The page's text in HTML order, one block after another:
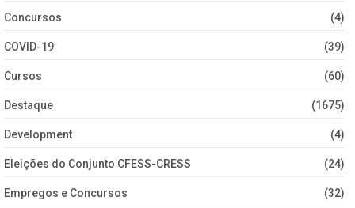
Concursos (4)
COVID-19 (39)
Cursos (60)
Destaque (1675)
Development (4)
Eleições do Conjunto CFESS-CRESS (24)
Empregos e Concursos (32)